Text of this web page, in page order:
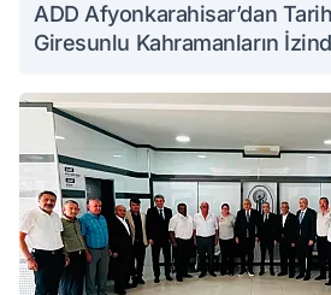
ADD Afyonkarahisar’dan
Giresunlu Kahramanların